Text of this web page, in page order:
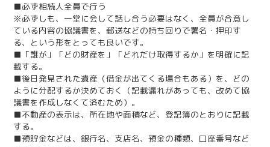
■必ず相続人全員で行う
※必ずしも、一堂に会して話し合う必要はなく、全員が合意し
ている内容の協議書を、郵送などの持ち回りで署名・押印す
る、という形をとっても良いです。
■「誰が」「どの財産を」「どれだけ取得するか」を明確に記
載する。
■後日発見された遺産（借金が出てくる場合もある）を、どの
ように分配するか決めておく（記載漏れがあっても、改めて協
議書を作成しなくて済むため）。
■不動産の表示は、所在地や面積など、登記簿のとおりに記載
する。
■預貯金などは、銀行名、支店名、預金の種類、口座番号など